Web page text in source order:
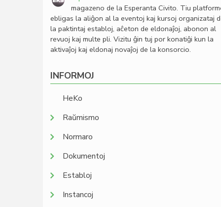
magazeno de la Esperanta Civito. Tiu
ebligas la aliĝon al la eventoj kaj kursoj organizataj
la paktintaj establoj, aĉeton de eldonaĵoj, abonon al
revuoj kaj multe pli. Vizitu ĝin tuj por konatiĝi kun la
aktivaĵoj kaj eldonaj novaĵoj de la konsorcio.
INFORMOJ
HeKo
Raŭmismo
Normaro
Dokumentoj
Establoj
Instancoj